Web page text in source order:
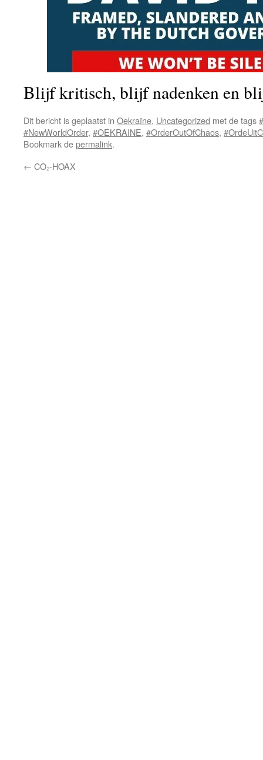
Blijf kritisch, blijf nadenken en
Dit bericht is geplaatst in Oekraïne, Uncategorized met de tags
#NewWorldOrder, #OEKRAINE, #OrderOutOfChaos,
Bookmark depermalink.
← CO₂-HOAX